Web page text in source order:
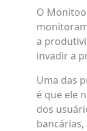
O
a
invadir a
Uma das
é que ele
dos